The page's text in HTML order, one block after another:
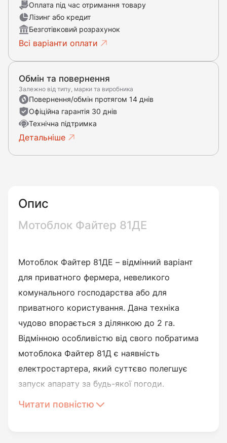
Оплата під час отримання товару
Лізинг або кредит
Безготівковий розрахунок
Всі варіанти оплати
Обмін та повернення
Залежно від типу, марки та виробника
Повернення/обмін протягом 14 днів
Офіційна гарантія 30 днів
Технічна підтримка
Детальніше
Опис
Мотоблок Файтер 81ДЕ
Мотоблок Файтер 81ДЕ – відмінний варіант
для приватного фермера, невеликого
комунального господарства або для
приватного користування. Дана техніка
чудово впорається з ділянкою до 2 га.
Відмінною особливістю від свого побратима
мотоблока Файтер 81Д є наявність
електростартера, який суттєво полегшує
запуск апарату за будь-якої погоди.
Читати повністю